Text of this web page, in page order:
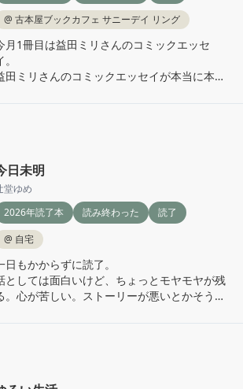
後のペルソナの話もわかるな〜と。
初と最後ですごく衝撃を食らう話だったのが
象的。
@ 古本屋ブックカフェ サニーデイ リング
月1冊目は益田ミリさんのコミックエッセ
田ミリさんのコミックエッセイが本当に本当
定がない
いう大事な予定
れは私は心に刻むよ。
日未明
堂ゆめ
2026年読了本
読み終わった
読了
@ 自宅
日もかからずに読了。
としては面白いけど、ちょっとモヤモヤが残
。心が苦しい。ストーリーが悪いとかそうい